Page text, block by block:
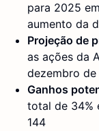
para 2025
aumento da
Projeção de
as ações da
dezembro
Ganhos
total de 34%
144